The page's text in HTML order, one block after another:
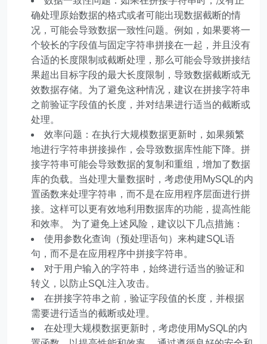
确处理原始数据的格式或者可能出现数据截断的情
况，可能会导致数据一致性问题。例如，如果要将一
个较长的字段值与固定字符串拼接在一起，并且没有
合适的长度限制或截断处理，那么可能会导致拼接结
果超出目标字段的最大长度限制，导致数据截断或无
效数据存储。为了避免这种情况，建议在拼接字符串
之前验证字段值的长度，并对结果进行适当的截断或
处理。
效率问题：在执行大规模数据更新时，如果频繁
地进行字符串拼接操作，会导致数据库性能下降。拼
接字符串可能会导致数据的复制和重组，增加了数据
库的负载。当处理大量数据时，考虑使用MySQL的内
置函数来处理字符串，而不是在应用程序层面进行拼
接。这样可以更有效地利用数据库的功能，提高性能
和效率。 为了避免上述风险，建议以下几点措施：
使用参数化查询（预处理语句）来构建SQL语
句，而不是在应用程序中拼接字符串。
对于用户输入的字符串，始终进行适当的验证和
转义，以防止SQL注入攻击。
在拼接字符串之前，验证字段值的长度，并根据
需要进行适当的截断或处理。
在处理大规模数据更新时，考虑使用MySQL的内